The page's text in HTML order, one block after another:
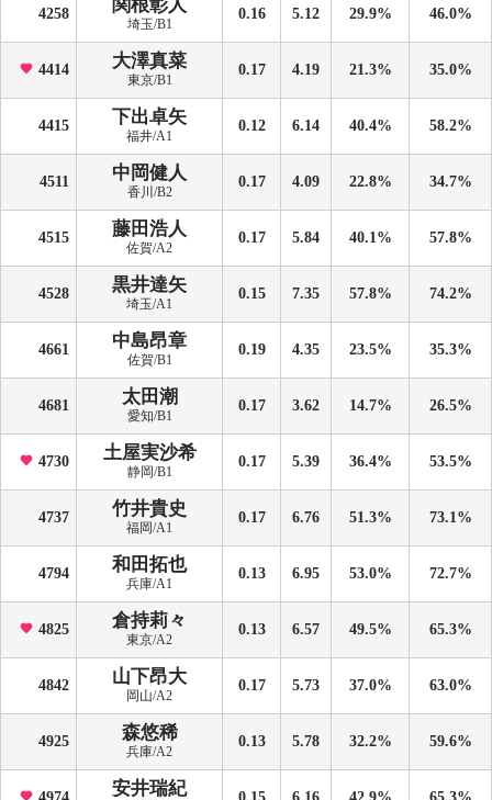
4258 関根彰人
埼玉/B1
0.16 5.12 29.9% 46.0%
4414 大澤真菜
東京/B1
0.17 4.19 21.3% 35.0%
4415 下出卓矢
福井/A1
0.12 6.14 40.4% 58.2%
4511 中岡健人
香川/B2
0.17 4.09 22.8% 34.7%
4515 藤田浩人
佐賀/A2
0.17 5.84 40.1% 57.8%
4528 黒井達矢
埼玉/A1
0.15 7.35 57.8% 74.2%
4661 中島昂章
佐賀/B1
0.19 4.35 23.5% 35.3%
4681 太田潮
愛知/B1
0.17 3.62 14.7% 26.5%
4730 土屋実沙希
静岡/B1
0.17 5.39 36.4% 53.5%
4737 竹井貴史
福岡/A1
0.17 6.76 51.3% 73.1%
4794 和田拓也
兵庫/A1
0.13 6.95 53.0% 72.7%
4825 倉持莉々
東京/A2
0.13 6.57 49.5% 65.3%
4842 山下昂大
岡山/A2
0.17 5.73 37.0% 63.0%
4925 森悠稀
兵庫/A2
0.13 5.78 32.2% 59.6%
安井瑞紀